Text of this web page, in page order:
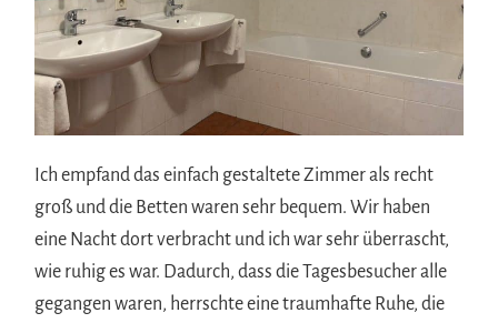
Ich empfand das einfach gestaltete Zimmer als recht
groß und die Betten waren sehr bequem. Wir haben
eine Nacht dort verbracht und ich war sehr überrascht,
wie ruhig es war. Dadurch, dass die Tagesbesucher alle
gegangen waren, herrschte eine traumhafte Ruhe, die